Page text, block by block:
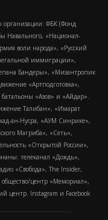
организации: ФБК (Фонд
Навального, «Национал-
воли народа», «Русский
иммиграции»,
Бандеры», «Мизантропик
«Артподготовка»,
«Азов» и «Айдар».
Талибан», «Имарат
ан-Нусра, «АУМ Синрике»,
Магриба», «Сеть»,
«Открытой России»,
телеканал «Дождь»,
«Свобода», The Insider,
центр «Мемориал»,
центр. Instagram и Facebook